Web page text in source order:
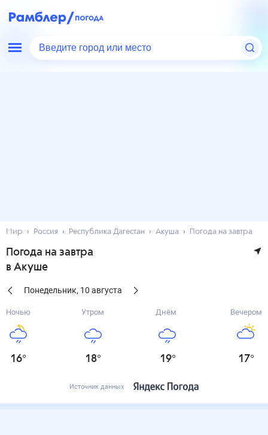
Введите город или место
Мир Россия Республика Дагестан Акуша Погода на завтра
Погода на завтра
в Акуше
Понедельник, 10 августа
Ночью
16°
Утром
18°
Днём
19°
Вечером
17°
Источник данных